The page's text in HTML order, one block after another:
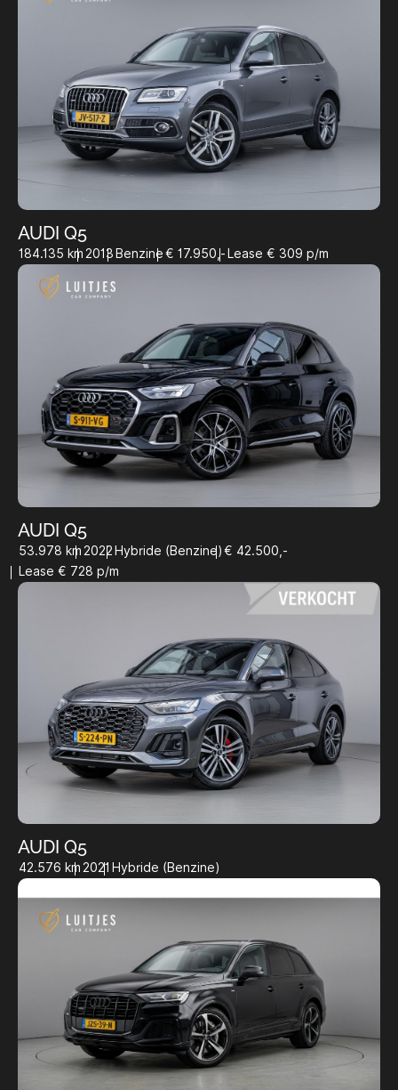
AUDI Q5
184.135 km2013 Benzine€ 17.950,- Lease € 309 p/m
AUDI Q5
53.978 km 2022Hybride (Benzine)€ 42.500,-
Lease € 728 p/m
AUDI Q5
42.576 km 2021 Hybride (Benzine)